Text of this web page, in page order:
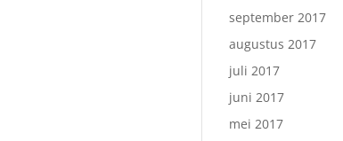
september 2017
augustus 2017
juli 2017
juni 2017
mei 2017